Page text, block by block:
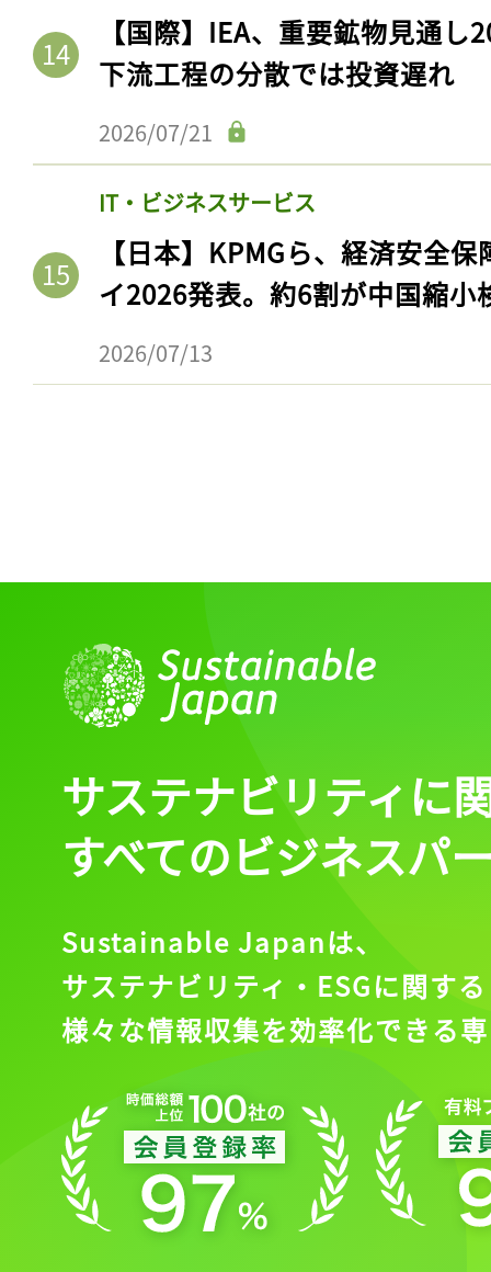
【国際】IEA、重要鉱物見通
下流工程の分散では投資遅れ
2026/07/21
IT・ビジネスサービス
【日本】KPMGら、経済安全
イ2026発表。約6割が中国縮小
2026/07/13
記事をお気に入りに
会員登録
サステナビリティに
すべてのビジネスパ
Sustainable Japanは、
サステナビリティ・ESGに関する
様々な情報収集を効率化できる